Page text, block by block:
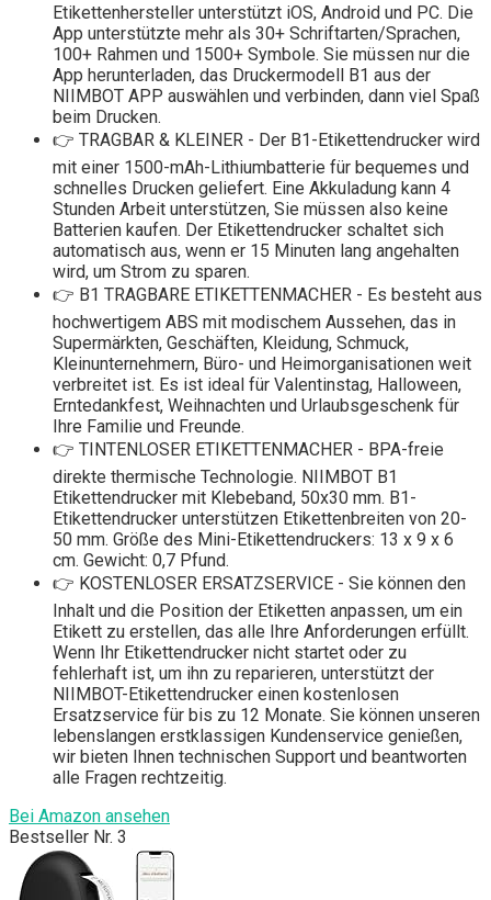
Etikettenhersteller unterstützt iOS, Android und PC. Die
App unterstützte mehr als 30+ Schriftarten/Sprachen,
100+ Rahmen und 1500+ Symbole. Sie müssen nur die
App herunterladen, das Druckermodell B1 aus der
NIIMBOT APP auswählen und verbinden, dann viel Spaß
beim Drucken.
👉 TRAGBAR & KLEINER - Der B1-Etikettendrucker wird
mit einer 1500-mAh-Lithiumbatterie für bequemes und
schnelles Drucken geliefert. Eine Akkuladung kann 4
Stunden Arbeit unterstützen, Sie müssen also keine
Batterien kaufen. Der Etikettendrucker schaltet sich
automatisch aus, wenn er 15 Minuten lang angehalten
wird, um Strom zu sparen.
👉 B1 TRAGBARE ETIKETTENMACHER - Es besteht aus
hochwertigem ABS mit modischem Aussehen, das in
Supermärkten, Geschäften, Kleidung, Schmuck,
Kleinunternehmern, Büro- und Heimorganisationen weit
verbreitet ist. Es ist ideal für Valentinstag, Halloween,
Erntedankfest, Weihnachten und Urlaubsgeschenk für
Ihre Familie und Freunde.
👉 TINTENLOSER ETIKETTENMACHER - BPA-freie
direkte thermische Technologie. NIIMBOT B1
Etikettendrucker mit Klebeband, 50x30 mm. B1-
Etikettendrucker unterstützen Etikettenbreiten von 20-
50 mm. Größe des Mini-Etikettendruckers: 13 x 9 x 6
cm. Gewicht: 0,7 Pfund.
👉 KOSTENLOSER ERSATZSERVICE - Sie können den
Inhalt und die Position der Etiketten anpassen, um ein
Etikett zu erstellen, das alle Ihre Anforderungen erfüllt.
Wenn Ihr Etikettendrucker nicht startet oder zu
fehlerhaft ist, um ihn zu reparieren, unterstützt der
NIIMBOT-Etikettendrucker einen kostenlosen
Ersatzservice für bis zu 12 Monate. Sie können unseren
lebenslangen erstklassigen Kundenservice genießen,
wir bieten Ihnen technischen Support und beantworten
alle Fragen rechtzeitig.
Bei Amazon ansehen
Bestseller Nr. 3